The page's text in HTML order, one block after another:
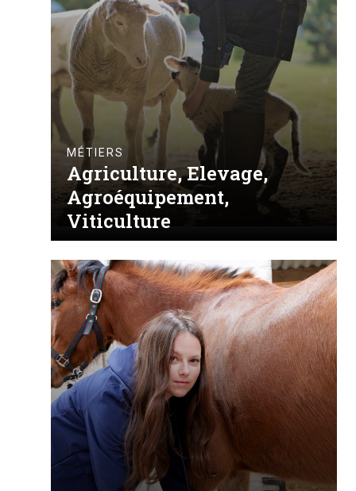
MÉTIERS
Agriculture, Elevage,
Agroéquipement,
Viticulture